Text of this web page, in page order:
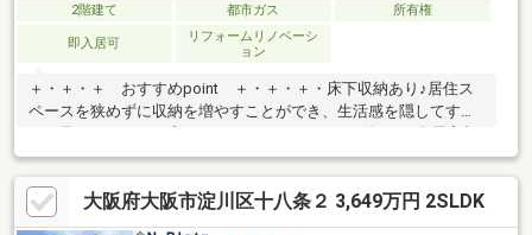
2階建て 都市ガス 所有権
即入居可
リフォームリノベーシ
ョン
＋・＋・＋ おすすめpoint ＋・＋・＋・床下収納あり♪居住ス
ペースを狭めずに収納を増やすことができ、生活感を隠してすっ
納あり♪整理整頓しやすく、部屋を広く使える♪・全居室及びDKや
浴室に窓あり♪換気をしやすく、空気がこもりにくい♪・空間が広
く見せることができる出窓あり♪・ベランダが2箇所あり♪洗濯物
をたくさん干すことができる♪・現況空家♪お気軽にお問い合わせ
大阪府大阪市淀川区十八条２ 3,649万円 2SLDK